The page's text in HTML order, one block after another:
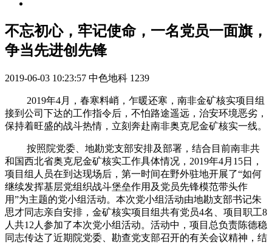
不忘初心，牢记使命，一名党员一面旗，
争当先进创先锋
2019-06-03 10:23:57 中色地科 1239
2019年4月，春寒料峭，乍暖还寒，南非金矿核实项目组
接到公司下达的工作指令后，不怕路途遥远，治安环境恶劣，
保持着旺盛的战斗热情，立刻奔赴南非奥克尼金矿核实一线。
按照院党委、地勘党支部安排及部署，结合目前南非共
和国西北省奥克尼金矿核实工作具体情况，2019年4月15日，
项目组人员在到达现场后，第一时间在野外驻地开展了“如何
继续发挥基层党组织战斗堡垒作用及党员先锋模范带头作
用”为主题的党小组活动。本次党小组活动由地勘支部书记朱
思才同志亲自安排，金矿核实项目组共有党员4名、项目职工8
人共12人参加了本次党小组活动。活动中，项目总负责陈德稳
同志传达了近期院党委、勘查党支部召开的有关会议精神，结